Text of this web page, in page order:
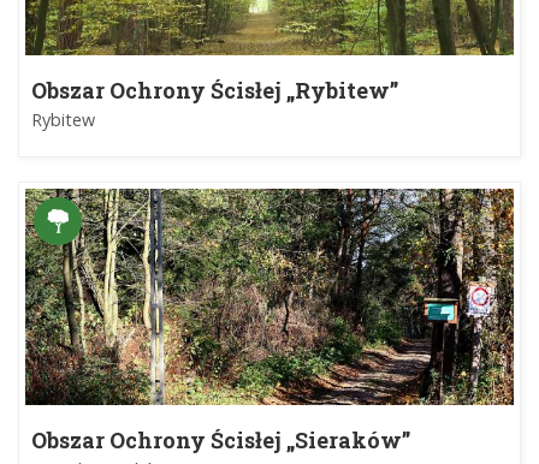
Obszar Ochrony Ścisłej „Rybitew”
Rybitew
Obszar Ochrony Ścisłej „Sieraków”